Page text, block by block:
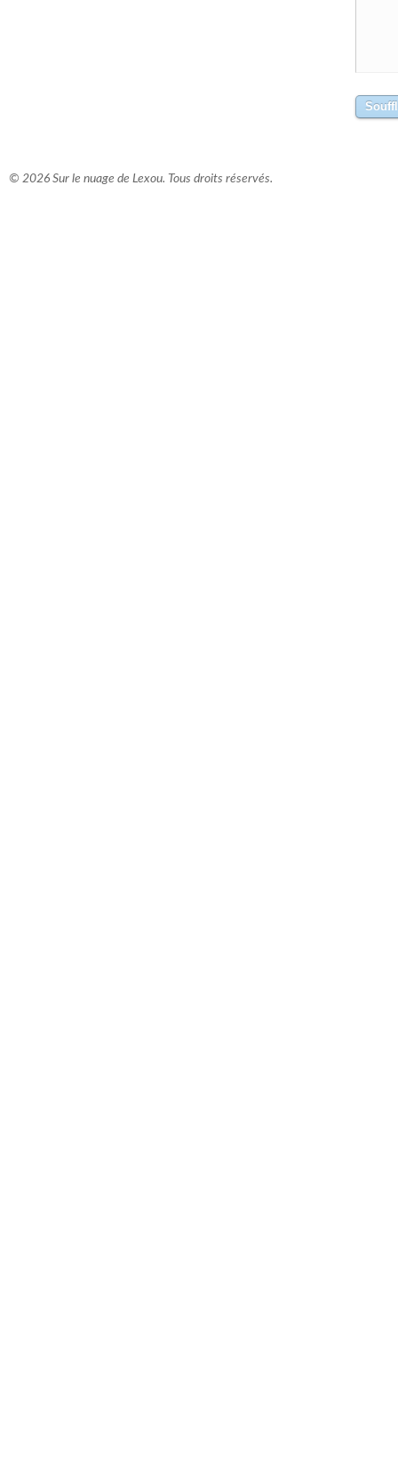
© 2026 Sur le nuage de Lexou. Tous droits réservés.